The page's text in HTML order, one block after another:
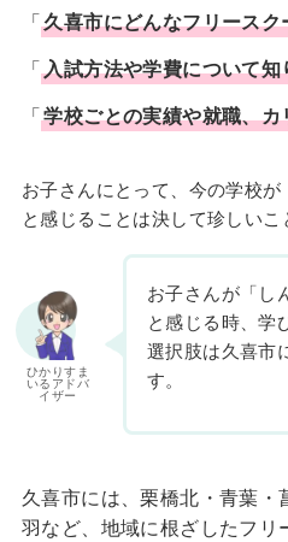
「久喜市にどんなフリースク
「入試方法や学費について知
「学校ごとの実績や就職、
お子さんにとって、今の学校が
と感じることは決して珍しいこ
ひかりすま
いるアドバ
イザー
お子さんが「し
と感じる時、学
選択肢は久喜市
す。
久喜市には、栗橋北・青葉
羽など、地域に根ざしたフリ